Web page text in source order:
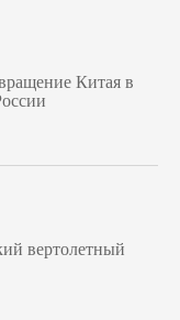
Китая в
вертолетный